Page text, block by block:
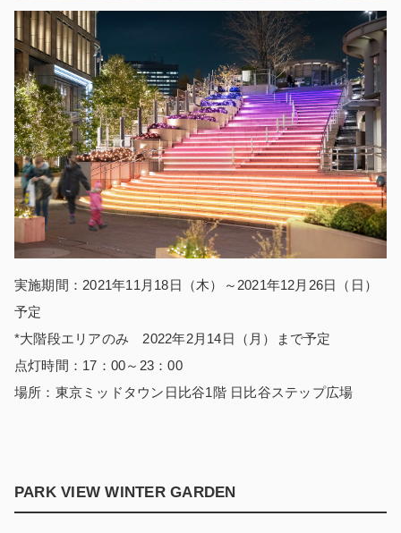
実施期間：2021年11月18日（木）～2021年12月26日（日）
予定
*大階段エリアのみ 2022年2月14日（月）まで予定
点灯時間：17：00～23：00
場所：東京ミッドタウン日比谷1階 日比谷ステップ広場
PARK VIEW WINTER GARDEN